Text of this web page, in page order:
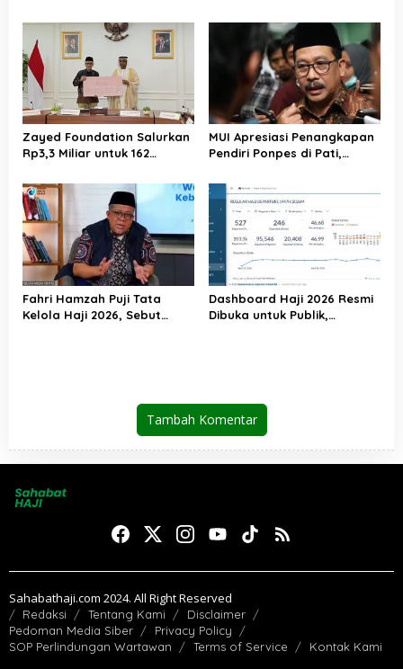
Penghormatan atas
Amanah yang Tetap
Ditunaikan
Kami Tunggu Arahan Pusat
Zayed Foundation Salurkan
Rp3,3 Miliar untuk 162
Perkuat Kerja Sama Haji RI–
UEA
MUI Apresiasi Penangkapan
Pendiri Ponpes di Pati,
bagi Perusak Akhlak
Pesantren
Fahri Hamzah Puji Tata
Kelola Haji 2026, Sebut
Dashboard Haji 2026 Resmi
Dibuka untuk Publik,
Tambah Komentar
Sahabathaji.com 2024. All Right Reserved
Redaksi Tentang Kami
Disclaimer
Pedoman Media Siber
Privacy Policy
SOP Perlindungan Wartawan
Terms of Service Kontak Kami